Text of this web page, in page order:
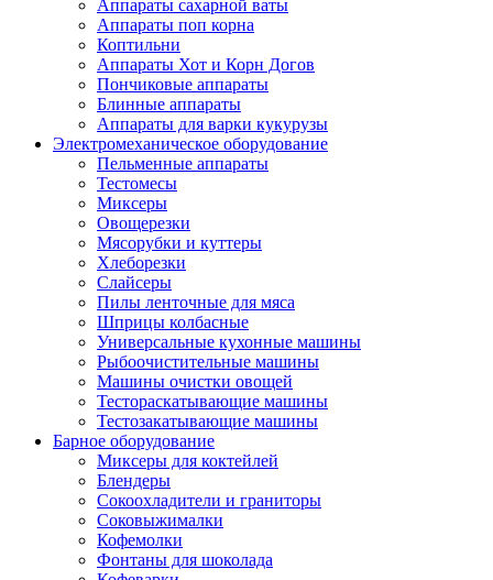
Аппараты сахарной ваты
Аппараты поп корна
Коптильни
Аппараты Хот и Корн Догов
Пончиковые аппараты
Блинные аппараты
Аппараты для варки кукурузы
Электромеханическое оборудование
Пельменные аппараты
Тестомесы
Миксеры
Овощерезки
Мясорубки и куттеры
Хлеборезки
Слайсеры
Пилы ленточные для мяса
Шприцы колбасные
Универсальные кухонные машины
Рыбоочистительные машины
Машины очистки овощей
Тестораскатывающие машины
Тестозакатывающие машины
Барное оборудование
Миксеры для коктейлей
Блендеры
Сокоохладители и граниторы
Соковыжималки
Кофемолки
Фонтаны для шоколада